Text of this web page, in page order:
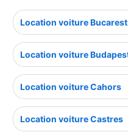
Location voiture Bucarest
Location voiture
Location voiture Cahors
Location voiture Castres